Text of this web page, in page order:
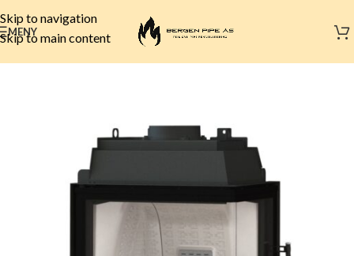
Skip to navigation
Skip to main content
MENY